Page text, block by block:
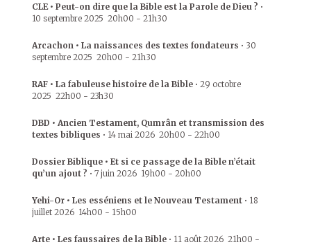
CLE • Peut-on dire que la Bible est la Parole de Dieu ? •
10 septembre 2025 20h00 - 21h30
Arcachon • La naissances des textes fondateurs • 30
septembre 2025 20h00 - 21h30
RAF • La fabuleuse histoire de la Bible • 29 octobre
2025 22h00 - 23h30
DBD • Ancien Testament, Qumrân et transmission des
textes bibliques • 14 mai 2026 20h00 - 22h00
Dossier Biblique • Et si ce passage de la Bible n’était
qu’un ajout ? • 7 juin 2026 19h00 - 20h00
Yehi-Or • Les esséniens et le Nouveau Testament • 18
juillet 2026 14h00 - 15h00
Arte • Les faussaires de la Bible • 11 août 2026 21h00 -